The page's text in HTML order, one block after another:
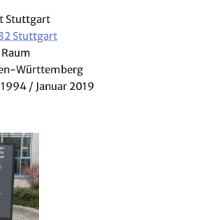
Stuttgart
Stuttgart
Württemberg
1994 / Januar 2019